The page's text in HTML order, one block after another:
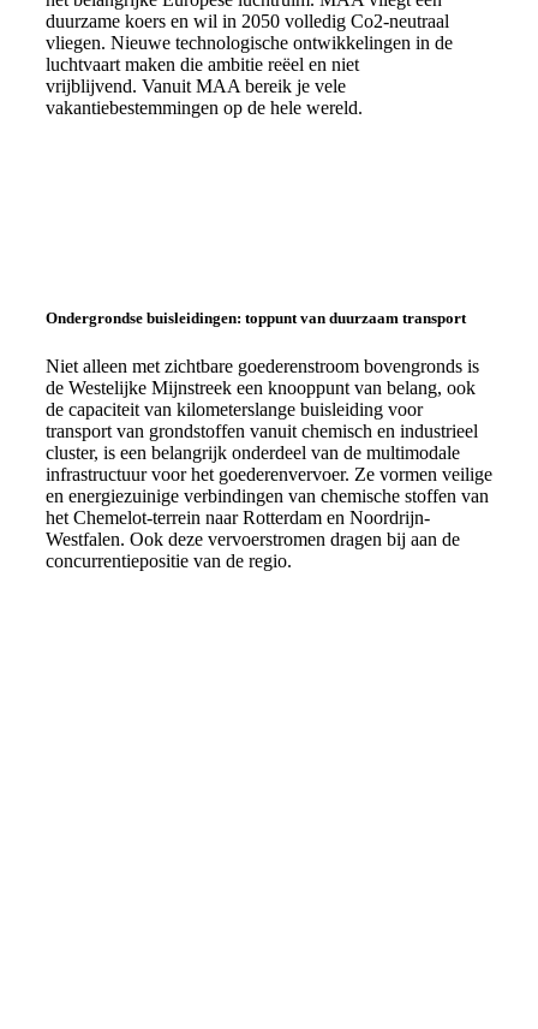
duurzame koers en wil in 2050 volledig Co2-neutraal
vliegen. Nieuwe technologische ontwikkelingen in de
luchtvaart maken die ambitie reëel en niet
vrijblijvend. Vanuit MAA bereik je vele
vakantiebestemmingen op de hele wereld.
Ondergrondse buisleidingen: toppunt van duurzaam transport
Niet alleen met zichtbare goederenstroom bovengronds is
de Westelijke Mijnstreek een knooppunt van belang, ook
de capaciteit van kilometerslange buisleiding voor
transport van grondstoffen vanuit chemisch en industrieel
cluster, is een belangrijk onderdeel van de multimodale
infrastructuur voor het goederenvervoer. Ze vormen veilige
en energiezuinige verbindingen van chemische stoffen van
het Chemelot-terrein naar Rotterdam en Noordrijn-
Westfalen. Ook deze vervoerstromen dragen bij aan de
concurrentiepositie van de regio.